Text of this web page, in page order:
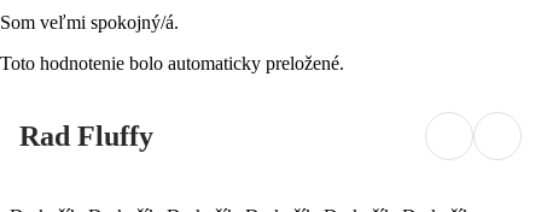
Som veľmi spokojný/á.
Toto hodnotenie bolo automaticky preložené.
Rad Fluffy